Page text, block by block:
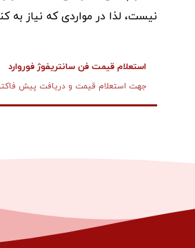
نیست، لذا در مواردی که نیاز به
استعلام قیمت فن سانتریفوژ فوروارد
جهت استعلام قیمت و دریافت پیش